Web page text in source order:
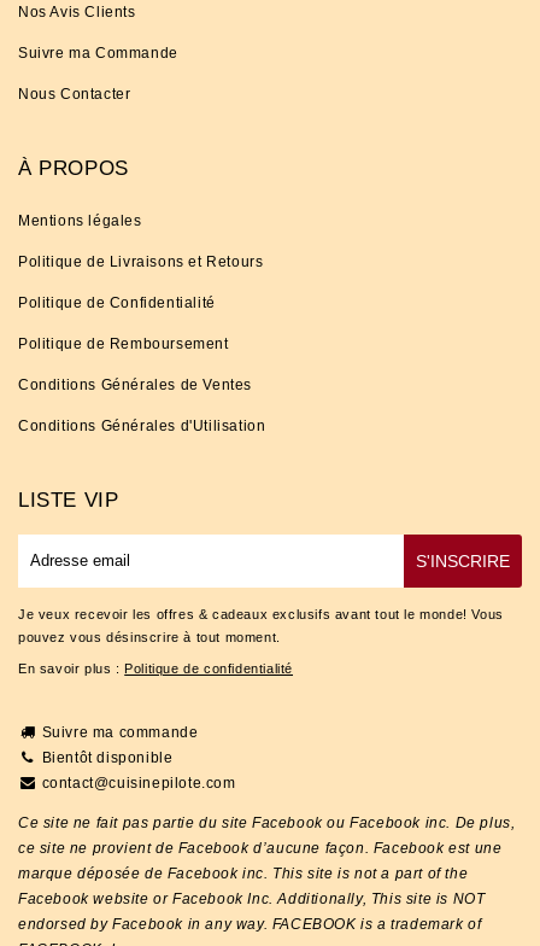
Nos Avis Clients
Suivre ma Commande
Nous Contacter
À PROPOS
Mentions légales
Politique de Livraisons et Retours
Politique de Confidentialité
Politique de Remboursement
Conditions Générales de Ventes
Conditions Générales d'Utilisation
LISTE VIP
mail
S'INSCRIRE
Je veux recevoir les offres & cadeaux exclusifs avant tout le monde! Vous
pouvez vous désinscrire à tout moment.
En savoir plus :Politique de confidentialité
Suivre ma commande
Bientôt disponible
contact@cuisinepilote.com
Ce site ne fait pas partie du site Facebook ou Facebook inc. De plus,
ce site ne provient de Facebook d’aucune façon. Facebook est une
marque déposée de Facebook inc. This site is not a part of the
Facebook website or Facebook Inc. Additionally, This site is NOT
endorsed by Facebook in any way. FACEBOOK is a trademark of